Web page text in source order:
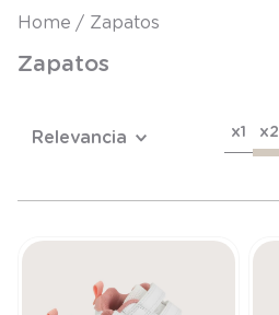
Zapatos
Zapatos
Relevancia x1 x2
zapatillas
6
manta
8.
saco dormir
9.
saco
zapatillas niño